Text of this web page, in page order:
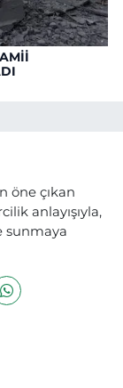
öne çıkan
anlayışıyla,
sunmaya